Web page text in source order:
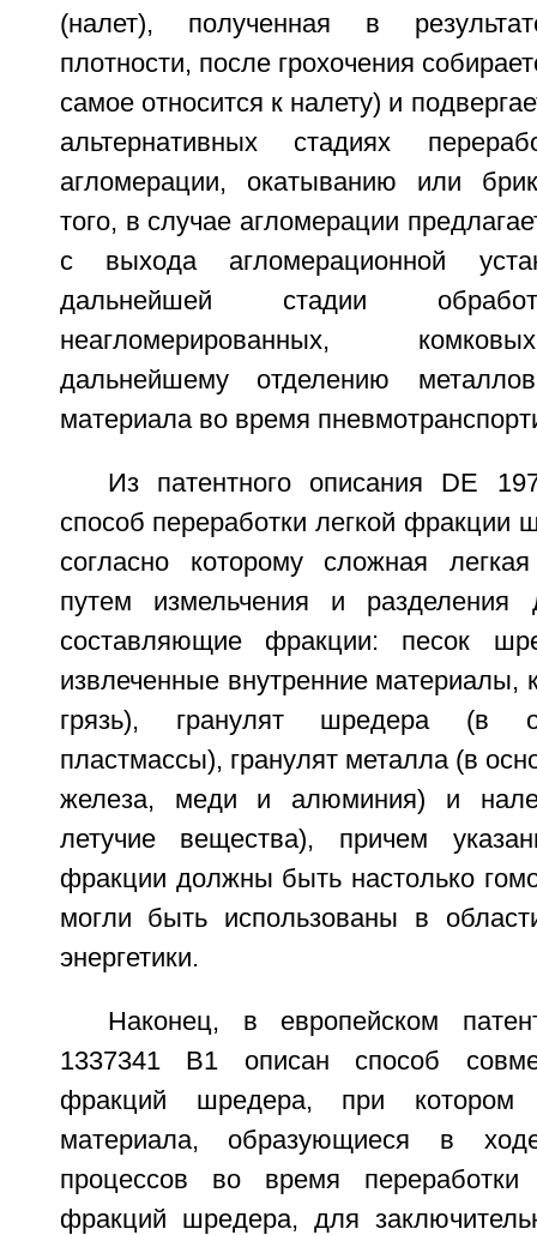
(налет), полученная в
плотности, после грохочения
самое относится к налету) и
альтернативных стадиях
агломерации, окатыванию или
того, в случае агломерации
с выхода агломерационной
дальнейшей стадии
неагломерированных,
дальнейшему отделению
материала во время
Из патентного описания DE
способ переработки легкой фракции
согласно которому сложная
путем измельчения и разделения
составляющие фракции: песок
извлеченные внутренние материалы,
грязь), гранулят шредера (в
пластмассы), гранулят металла (в
железа, меди и алюминия) и
летучие вещества), причем
фракции должны быть настолько
могли быть использованы в
энергетики.
Наконец, в европейском
1337341 В1 описан способ
фракций шредера, при котором
материала, образующиеся в
процессов во время
фракций шредера, для